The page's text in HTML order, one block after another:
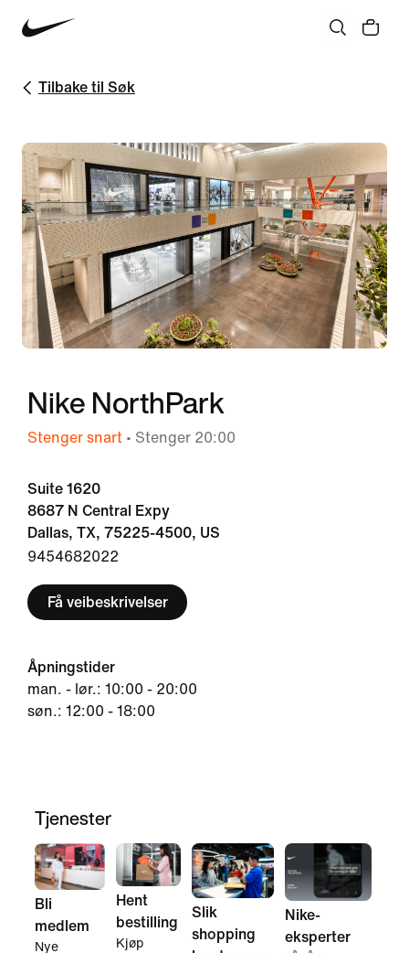
Tilbake til Søk
Nike NorthPark
Stenger snart • Stenger 20:00
Suite 1620
8687 N Central Expy
Dallas, TX, 75225-4500, US
9454682022
Få veibeskrivelser
Åpningstider
man. - lør.: 10:00 - 20:00
søn.: 12:00 - 18:00
Tjenester
Bli
medlem
Nye
Hent
bestilling
Kjøp
Slik
shopping
Nike-
eksperter